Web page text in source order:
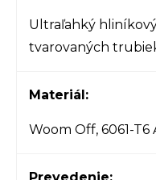
Ultraľahký
tvarovaných
Materiál:
Woom Off, 6061-T6